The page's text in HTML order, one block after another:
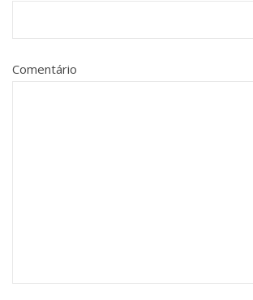
Comentário